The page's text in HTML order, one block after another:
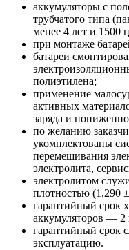
аккумуляторы с
трубчатого типа
менее 4 лет и 1500
при монтаже
батареи
полиэтилена;
применение
активных
заряда и
по желанию
укомплектованы
перемешивания
электролита,
электролитом
плотностью (1,290
гарантийный срок
аккумуляторов — 2
гарантийный срок
эксплуатацию.